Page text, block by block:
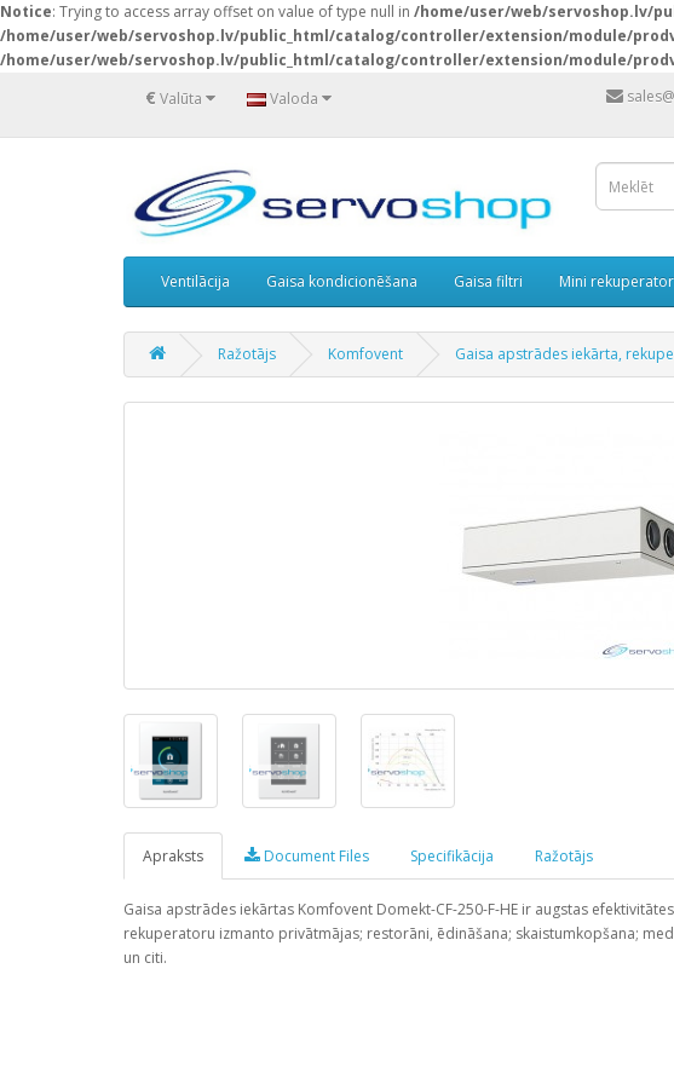
Notice: Trying to access array offset on value of type null in /home/user/web/servoshop.lv/
/home/user/web/servoshop.lv/public_html/catalog/controller/extension/module/
/home/user/web/servoshop.lv/public_html/catalog/controller/extension/module/
€ Valūta Valoda
Ventilācija Gaisa kondicionēšana Gaisa filtri Mini
Ražotājs Komfovent Gaisa apstrādes iekārta,
Apraksts Document Files Specifikācija Ražotājs
Gaisa apstrādes iekārtas Komfovent Domekt-CF-250-F-HE ir augstas
rekuperatoru izmanto privātmājas; restorāni, ēdināšana; skaistumkopšana;
un citi.